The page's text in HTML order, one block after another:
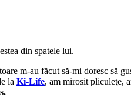
din spatele lui.
m-au făcut să-mi doresc să
la Ki-Life, am mirosit pliculeţe,